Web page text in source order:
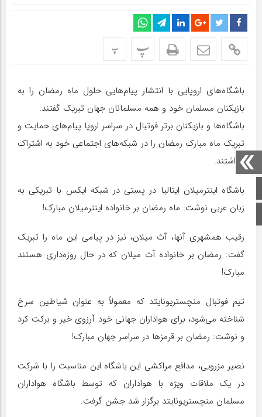
صفحه اصلی
اینستاگرام
پ پ
باشگاه‌های اروپایی با انتشار پیام‌هایی حلول ماه رمضان را به
بازیکنان مسلمان خود و همه مسلمانان جهان تبریک گفتند.
باشگاه‌ها و بازیکنان برتر فوتبال در سراسر اروپا پیام‌های حمایت و
تبریک ماه مبارک رمضان را در شبکه‌های اجتماعی خود به اشتراک
گذاشتند.
باشگاه اینترمیلان ایتالیا در پستی در شبکه ایکس با تبریکی به
زبان عربی نوشت: ماه رمضان بر خانواده اینترمیلان مبارک!
رقیب همشهری آنها، آث میلان، نیز در پیامی این ماه را تبریک
گفت: رمضان بر خانواده آث میلان که در حال روزه‌داری هستند
مبارک!
تیم فوتبال منچستریونایتد که معمولاً به عنوان شیاطین سرخ
شناخته می‌شود، برای هواداران جهانی خود آرزوی خیر و برکت کرد
و نوشت: رمضان بر قرمزها در سراسر جهان مبارک!
نصیر مزرویی، مدافع مراکشی این باشگاه این مناسبت را با شرکت
در یک ملاقات ویژه با هواداران که توسط باشگاه هواداران
مسلمان منچستریونایتد برگزار شد جشن گرفت.